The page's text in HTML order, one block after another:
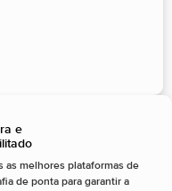
e
as melhores plataformas de
de ponta para garantir a